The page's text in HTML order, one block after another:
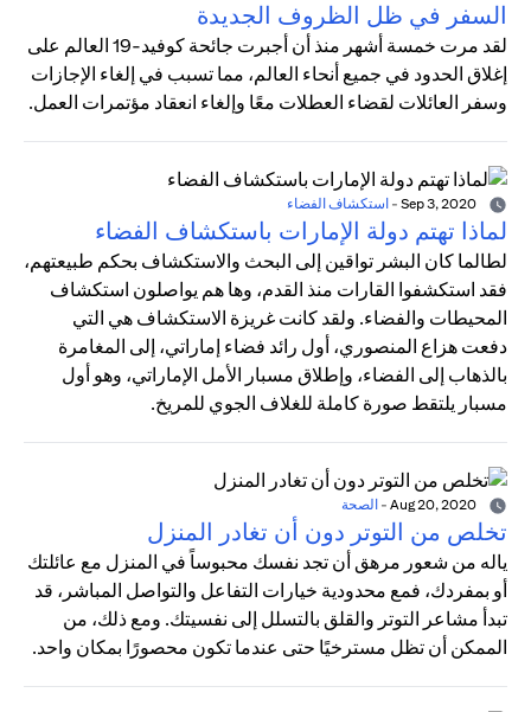
السفر في ظل الظروف الجديدة
لقد مرت خمسة أشهر منذ أن أجبرت جائحة كوفيد-19 العالم على
إغلاق الحدود في جميع أنحاء العالم، مما تسبب في إلغاء الإجازات
وسفر العائلات لقضاء العطلات معًا وإلغاء انعقاد مؤتمرات العمل.
- استكشاف الفضاء
لماذا تهتم دولة الإمارات باستكشاف الفضاء
لطالما كان البشر تواقين إلى البحث والاستكشاف بحكم طبيعتهم،
فقد استكشفوا القارات منذ القدم، وها هم يواصلون استكشاف
المحيطات والفضاء. ولقد كانت غريزة الاستكشاف هي التي
دفعت هزاع المنصوري، أول رائد فضاء إماراتي، إلى المغامرة
بالذهاب إلى الفضاء، وإطلاق مسبار الأمل الإماراتي، وهو أول
مسبار يلتقط صورة كاملة للغلاف الجوي للمريخ.
- الصحة
تخلص من التوتر دون أن تغادر المنزل
ياله من شعور مرهق أن تجد نفسك محبوساً في المنزل مع عائلتك
أو بمفردك، فمع محدودية خيارات التفاعل والتواصل المباشر، قد
تبدأ مشاعر التوتر والقلق بالتسلل إلى نفسيتك. ومع ذلك، من
الممكن أن تظل مسترخيًا حتى عندما تكون محصورًا بمكان واحد.